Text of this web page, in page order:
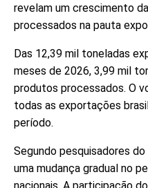
revelam um crescimento
processados na pauta
Das 12,39 mil toneladas
meses de 2026, 3,99 mil
produtos processados. O
todas as exportações
período.
Segundo pesquisadores do
uma mudança gradual no